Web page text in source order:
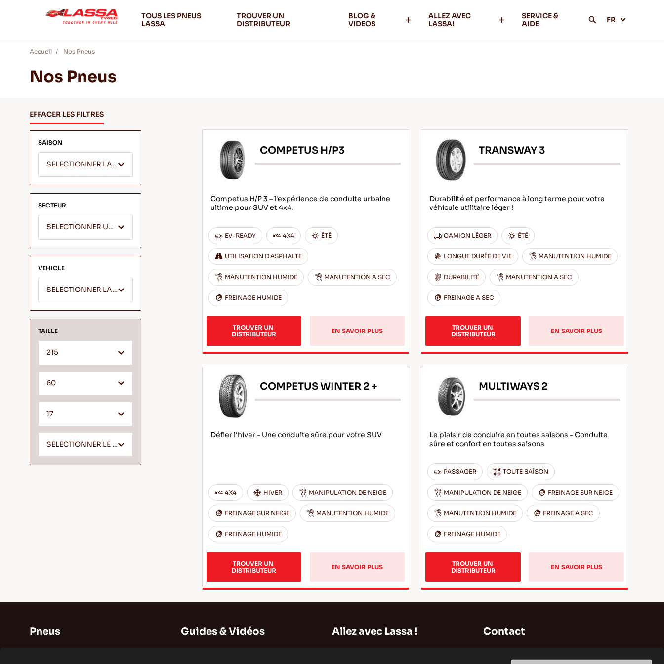
TOUS LES PNEUS
LASSA
TROUVER UN
DISTRIBUTEUR
BLOG &
VIDEOS
ALLEZ AVEC
LASSA!
SERVICE &
AIDE
FR
Accueil Nos Pneus
Nos Pneus
EFFACER LES FILTRES
SAISON
SELECTIONNER LA SAISON
SECTEUR
SELECTIONNER UN SEGMENT
VEHICLE
SELECTIONNER LA MARQUE
TAILLE
215
60
17
SELECTIONNER LE SYMBOLE DE VITESSE
COMPETUS H/P3
Competus H/P 3 – l'expérience de conduite urbaine
ultime pour SUV et 4x4.
EV-READY 4X4 ÊTÊ
UTILISATION D'ASPHALTE
MANUTENTION HUMIDE MANUTENTION A SEC
FREINAGE HUMIDE
TROUVER UN
DISTRIBUTEUR
EN SAVOIR PLUS
TRANSWAY 3
Durabilité et performance à long terme pour votre
véhicule utilitaire léger !
CAMION LÊGER ÊTÊ
LONGUE DURÊE DE VIE MANUTENTION HUMIDE
DURABILITÊ MANUTENTION A SEC
FREINAGE A SEC
TROUVER UN
DISTRIBUTEUR
EN SAVOIR PLUS
COMPETUS WINTER 2 +
Défier l'hiver - Une conduite sûre pour votre SUV
4X4 HIVER MANIPULATION DE NEIGE
FREINAGE SUR NEIGE MANUTENTION HUMIDE
FREINAGE HUMIDE
TROUVER UN
DISTRIBUTEUR
EN SAVOIR PLUS
MULTIWAYS 2
Le plaisir de conduire en toutes saisons - Conduite
sûre et confort en toutes saisons
PASSAGER TOUTE SAİSON
MANIPULATION DE NEIGE FREINAGE SUR NEIGE
MANUTENTION HUMIDE FREINAGE A SEC
FREINAGE HUMIDE
TROUVER UN
DISTRIBUTEUR
EN SAVOIR PLUS
Pneus Guides & Vidéos Allez avec Lassa ! Contact